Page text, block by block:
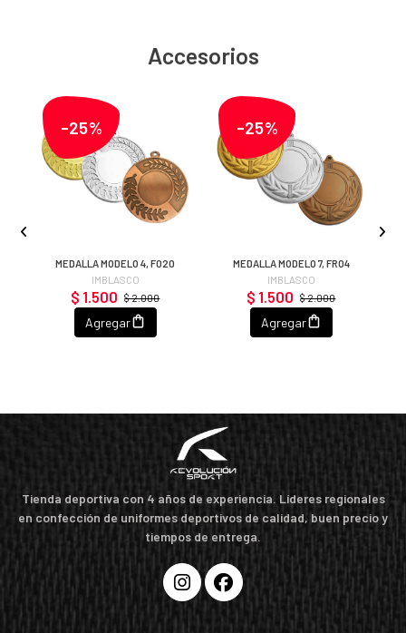
Accesorios
-25%
MEDALLA MODELO 4, F020
IMBLASCO
$ 2.000
$ 1.500
Agregar
-25%
MEDALLA MODELO 7, FR04
IMBLASCO
$ 2.000
$ 1.500
Agregar
Tienda deportiva con 4 años de experiencia. Líderes regionales
en confección de uniformes deportivos de calidad, buen precio y
tiempos de entrega.